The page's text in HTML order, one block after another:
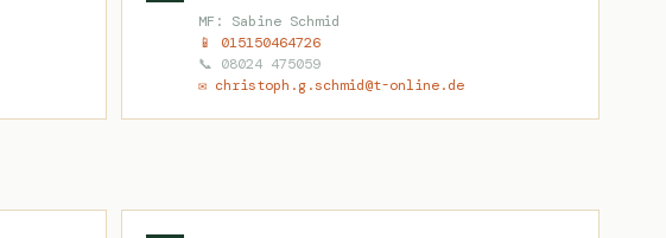
MF: Sabine Schmid
📱 015150464726
📞 08024 475059
✉ christoph.g.schmid@t-online.de